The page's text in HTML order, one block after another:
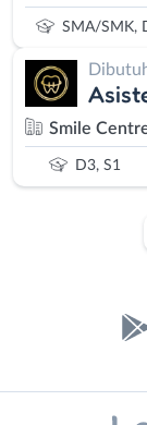
SMA/SMK,
Smile
D3, S1